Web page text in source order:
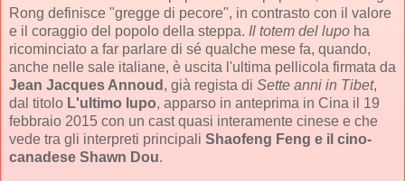
Rong definisce "gregge di pecore", in contrasto con il valore
e il coraggio del popolo della steppa. Il totem del lupo ha
ricominciato a far parlare di sé qualche mese fa, quando,
anche nelle sale italiane, è uscita l'ultima pellicola firmata da
Jean Jacques Annoud , già regista di Sette anni in Tibet,
dal titolo L'ultimo lupo, apparso in anteprima in Cina il 19
febbraio 2015 con un cast quasi interamente cinese e che
vede tra gli interpreti principali Shaofeng Feng e il cino-
canadese Shawn Dou.